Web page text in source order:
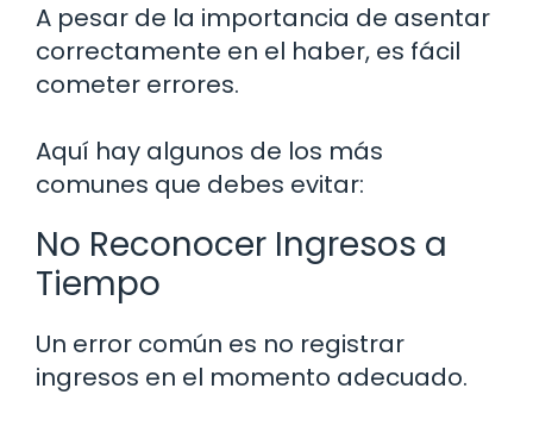
A pesar de la importancia de asentar
correctamente en el haber, es fácil
cometer errores.
Aquí hay algunos de los más
comunes que debes evitar:
No Reconocer Ingresos a
Tiempo
Un error común es no registrar
ingresos en el momento adecuado.